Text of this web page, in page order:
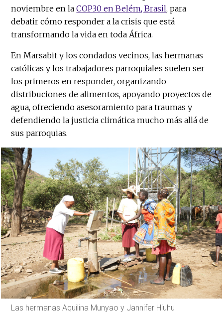
noviembre en laCOP30 en Belém, Brasil, para
debatir cómo responder a la crisis que está
transformando la vida en toda África.
En Marsabit y los condados vecinos, las hermanas
católicas y los trabajadores parroquiales suelen ser
los primeros en responder, organizando
distribuciones de alimentos, apoyando proyectos de
agua, ofreciendo asesoramiento para traumas y
defendiendo la justicia climática mucho más allá de
sus parroquias.
Las hermanas Aquilina Munyao y Jannifer Hiuhu